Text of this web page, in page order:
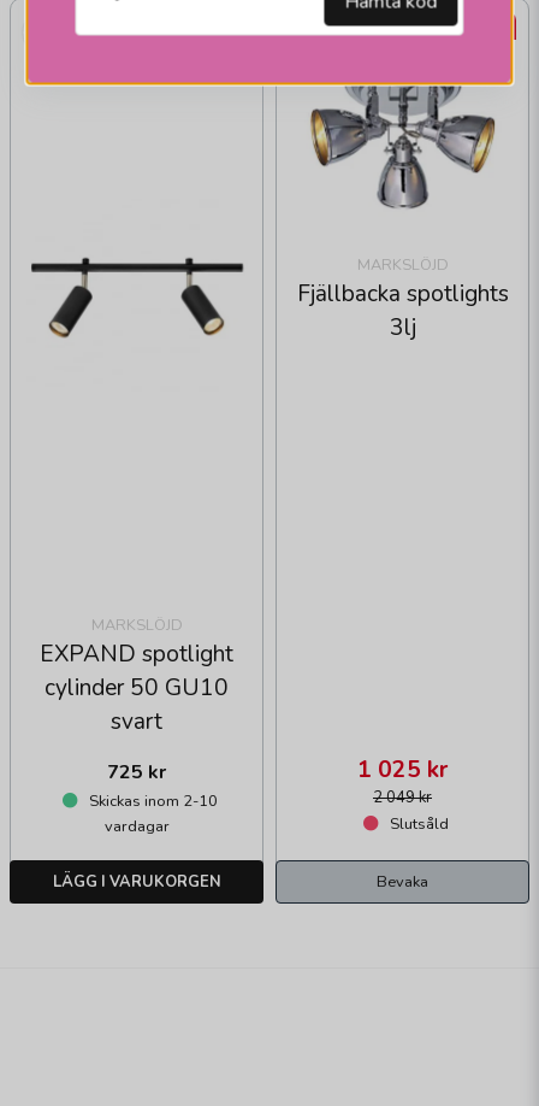
MARKSLÖJD
EXPAND spotlight
cylinder 50 GU10
svart
725 kr
Skickas inom 2-10
vardagar
LÄGG I VARUKORGEN
MARKSLÖJD
Fjällbacka spotlights
3lj
2 049 kr
1 025 kr
Slutsåld
Bevaka